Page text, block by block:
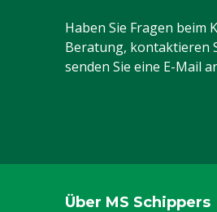
Haben Sie Fragen beim
Beratung, kontaktieren
senden Sie eine E-Mail
Über MS Schippers